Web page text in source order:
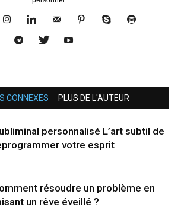
CONNEXES PLUS DE L'AUTEUR
personnalisé L’art subtil de
votre esprit
résoudre un problème en
un rêve éveillé ?